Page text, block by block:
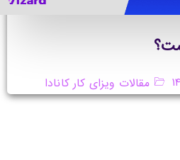
مقالات ویزای کار کانادا